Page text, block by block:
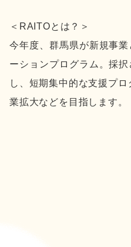
＜RAITOとは？＞
今年度、群馬県が新規事
ーションプログラム。採
し、短期集中的な支援プ
業拡大などを目指します。